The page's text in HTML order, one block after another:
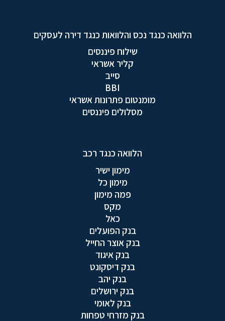
הלוואה כנגד נכס והלוואות כנגד דירה לעסקים
שילוח פיננסים
קליר אשראי
סייב
BBI
מומנטום פתרונות אשראי
מסלולים פיננסים
הלוואה כנגד רכב
מימון ישיר
מימון כל
פמה מימון
מקס
כאל
בנק הפועלים
בנק אוצר החייל
בנק איגוד
בנק דיסקונט
בנק יהב
בנק ירושלים
בנק לאומי
בנק מזרחי טפחות